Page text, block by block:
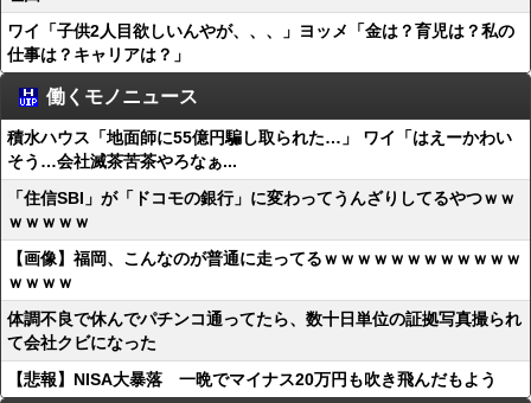
ワイ「子供2人目欲しいんやが、、、」ヨッメ「金は？育児は？私の
仕事は？キャリアは？」
働くモノニュース
積水ハウス「地面師に55億円騙し取られた…」 ワイ「はえーかわい
そう…会社滅茶苦茶やろなぁ...
「住信SBI」が「ドコモの銀行」に変わってうんざりしてるやつｗｗ
ｗｗｗｗｗ
【画像】福岡、こんなのが普通に走ってるｗｗｗｗｗｗｗｗｗｗｗｗ
ｗｗｗｗ
体調不良で休んでパチンコ通ってたら、数十日単位の証拠写真撮られ
て会社クビになった
【悲報】NISA大暴落 一晩でマイナス20万円も吹き飛んだもよう